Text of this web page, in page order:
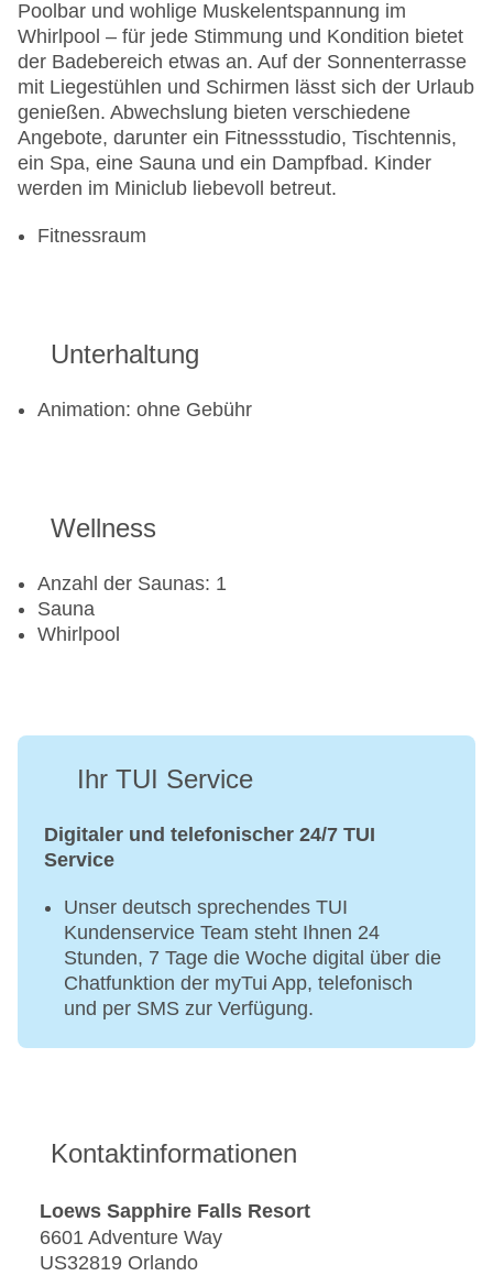
Poolbar und wohlige Muskelentspannung im
Whirlpool – für jede Stimmung und Kondition bietet
der Badebereich etwas an. Auf der Sonnenterrasse
mit Liegestühlen und Schirmen lässt sich der Urlaub
genießen. Abwechslung bieten verschiedene
Angebote, darunter ein Fitnessstudio, Tischtennis,
ein Spa, eine Sauna und ein Dampfbad. Kinder
werden im Miniclub liebevoll betreut.
Fitnessraum
Unterhaltung
Animation: ohne Gebühr
Wellness
Anzahl der Saunas: 1
Sauna
Whirlpool
Ihr TUI Service
Digitaler und telefonischer 24/7 TUI
Service
Unser deutsch sprechendes TUI
Kundenservice Team steht Ihnen 24
Stunden, 7 Tage die Woche digital über die
Chatfunktion der myTui App, telefonisch
und per SMS zur Verfügung.
Kontaktinformationen
Loews Sapphire Falls Resort
6601 Adventure Way
US32819 Orlando